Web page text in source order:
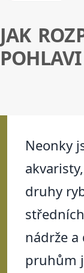
JAK
POHLAVI
Neonky
druhy
nádrže
pruhům